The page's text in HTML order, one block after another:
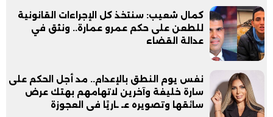
كمال شعيب: سنتخذ كل الإجراءات القانونية
للطعن على حكم عمرو عمارة.. ونثق في
عدالة القضاء
نفس يوم النطق بالإعدام.. مد أجل الحكم على
سارة خليفة وآخرين لاتهامهم بهتك عرض
سائقها وتصويره عـ ـاريًا فى العجوزة